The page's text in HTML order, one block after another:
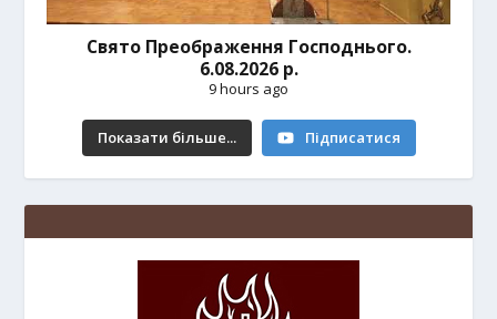
Свято Преображення Господнього.
6.08.2026 р.
9 hours ago
Показати більше... Підписатися